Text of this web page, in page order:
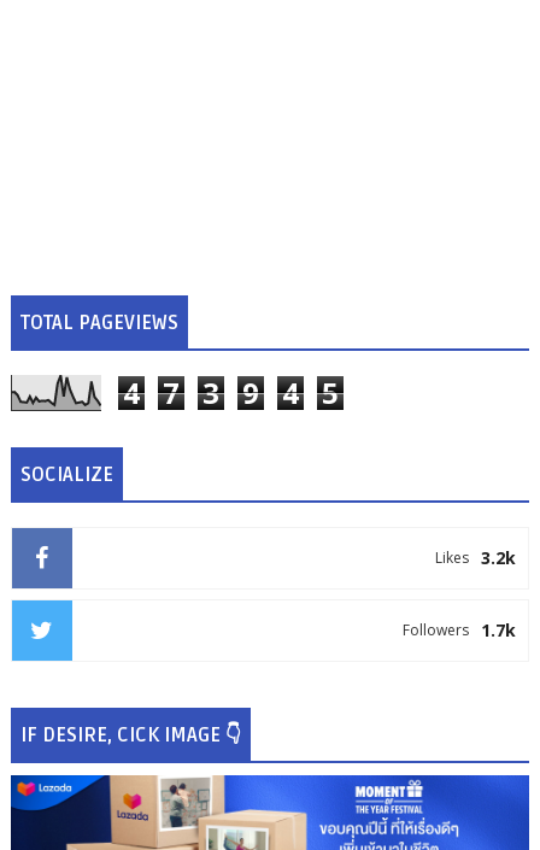
TOTAL PAGEVIEWS
4 7 3 9 4 5
SOCIALIZE
3.2k
Likes
1.7k
Followers
IF DESIRE, CICK IMAGE 👇